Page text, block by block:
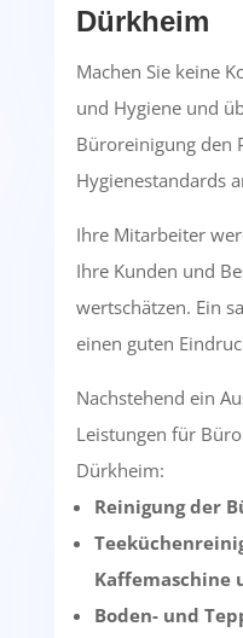
Dürkheim
Machen Sie keine
und Hygiene und
Büroreinigung den
Hygienestandards
Ihre Mitarbeiter
Ihre Kunden und
wertschätzen. Ein
einen guten
Nachstehend ein
Leistungen für
Dürkheim:
Reinigung der
Kaffemaschine
Boden- und